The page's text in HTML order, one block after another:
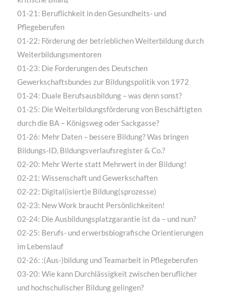
01-21: Beruflichkeit in den Gesundheits- und
Pflegeberufen
01-22: Förderung der betrieblichen Weiterbildung durch
Weiterbildungsmentoren
01-23: Die Forderungen des Deutschen
Gewerkschaftsbundes zur Bildungspolitik von 1972
01-24: Duale Berufsausbildung – was denn sonst?
01-25: Die Weiterbildungsförderung von Beschäftigten
durch die BA – Königsweg oder Sackgasse?
01-26: Mehr Daten – bessere Bildung? Was bringen
Bildungs-ID, Bildungsverlaufsregister & Co.?
02-20: Mehr Werte statt Mehrwert in der Bildung!
02-21: Wissenschaft und Gewerkschaften
02-22: Digital(isiert)e Bildung(sprozesse)
02-23: New Work braucht Persönlichkeiten!
02-24: Die Ausbildungsplatzgarantie ist da – und nun?
02-25: Berufs- und erwerbsbiografische Orientierungen
im Lebenslauf
02-26: :(Aus-)bildung und Teamarbeit in Pflegeberufen
03-20: Wie kann Durchlässigkeit zwischen beruflicher
und hochschulischer Bildung gelingen?